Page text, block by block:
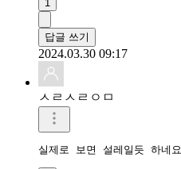
1
답글 쓰기
2024.03.30 09:17
ㅅㄹㅅㄹㅇㅁ
실제로 보면 설레일듯 하네요